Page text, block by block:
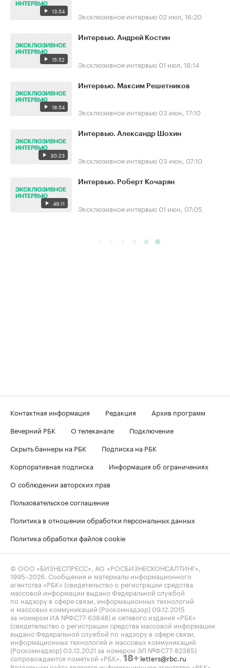
13:54 Эксклюзивное интервью 02 июл, 16:20
15:52
Интервью. Андрей Костин
Эксклюзивное интервью 01 июл, 18:14
18:54
Интервью. Максим Решетников
Эксклюзивное интервью 03 июн, 17:10
30:23
Интервью. Александр Шохин
Эксклюзивное интервью 03 июн, 07:10
49:11
Интервью. Роберт Кочарян
Эксклюзивное интервью 01 июн, 07:05
Контактная информация Редакция
Архив программ
Вечерний РБК
О телеканале
Подключение
Скрыть баннеры на РБК
Подписка на РБК
Корпоративная подписка
Информация об ограничениях
О соблюдении авторских прав
Пользовательское соглашение
Политика в отношении обработки персональных данных
Политика обработки файлов cookie
© ООО «БИЗНЕСПРЕСС», АО «РОСБИЗНЕСКОНСАЛТИНГ»,
1995–2026 . Сообщения и материалы информационного
агентства «РБК» (свидетельство о регистрации средства
массовой информации выдано Федеральной службой
по надзору в сфере связи, информационных технологий
и массовых коммуникаций (Роскомнадзор) 09.12.2015
за номером ИА №ФС77-63848) и сетевого издания «РБК»
(свидетельство о регистрации средства массовой информации
выдано Федеральной службой по надзору в сфере связи,
информационных технологий и массовых коммуникаций
(Роскомнадзор) 03.12.2021 за номером ЭЛ №ФС77-82385)
сопровождаются пометкой «РБК». 18+ letters@rbc.ru